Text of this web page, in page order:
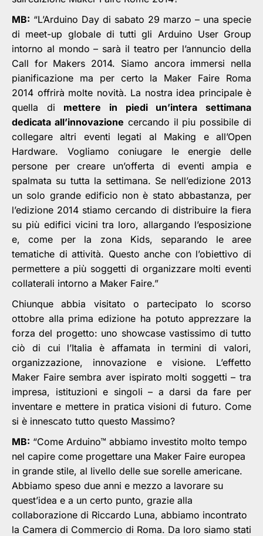
MB: “L’Arduino Day di sabato 29 marzo – una specie
di meet-up globale di tutti gli Arduino User Group
intorno al mondo – sarà il teatro per l’annuncio della
Call for Makers 2014. Siamo ancora immersi nella
pianificazione ma per certo la Maker Faire Roma
2014 offrirà molte novità. La nostra idea principale è
quella di mettere in piedi un’intera settimana
dedicata all’innovazione cercando il piu possibile di
collegare altri eventi legati al Making e all’Open
Hardware. Vogliamo coniugare le energie delle
persone per creare un’offerta di eventi ampia e
spalmata su tutta la settimana. Se nell’edizione 2013
un solo grande edificio non è stato abbastanza, per
l’edizione 2014 stiamo cercando di distribuire la fiera
su più edifici vicini tra loro, allargando l’esposizione
e, come per la zona Kids, separando le aree
tematiche di attività. Questo anche con l’obiettivo di
permettere a più soggetti di organizzare molti eventi
collaterali intorno a Maker Faire.”
Chiunque abbia visitato o partecipato lo scorso
ottobre alla prima edizione ha potuto apprezzare la
forza del progetto: uno showcase vastissimo di tutto
ciò di cui l’Italia è affamata in termini di valori,
organizzazione, innovazione e visione. L’effetto
Maker Faire sembra aver ispirato molti soggetti – tra
impresa, istituzioni e singoli – a darsi da fare per
inventare e mettere in pratica visioni di futuro. Come
si è innescato tutto questo Massimo?
MB: “Come Arduino™ abbiamo investito molto tempo
nel capire come progettare una Maker Faire europea
in grande stile, al livello delle sue sorelle americane.
Abbiamo speso due anni e mezzo a lavorare su
quest’idea e a un certo punto, grazie alla
collaborazione di Riccardo Luna, abbiamo incontrato
la Camera di Commercio di Roma. Da loro siamo stati